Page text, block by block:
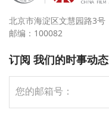
北京市海淀区文慧园路3号
邮编：100082
订阅 我们的时事动态